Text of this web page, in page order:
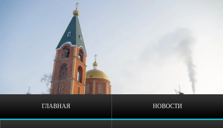
ГЛАВНАЯ НОВОСТИ